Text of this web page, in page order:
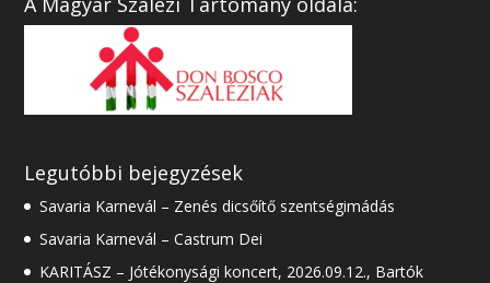
Legutóbbi bejegyzések
Savaria Karnevál – Zenés dicsőítő szentségimádás
Savaria Karnevál – Castrum Dei
KARITÁSZ – Jótékonysági koncert, 2026.09.12., Bartók